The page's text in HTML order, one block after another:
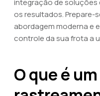
integração de soluções
os resultados. Prepare-
abordagem moderna e
controle da sua frota a
O que é